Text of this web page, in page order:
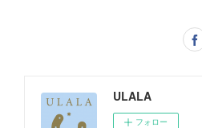
ULALA
フォロー